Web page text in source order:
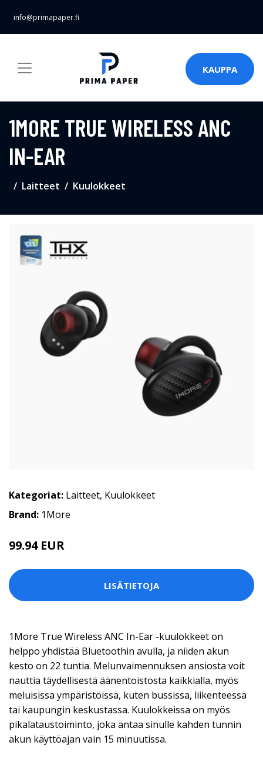
info@primapaper.fi
KAUPPA
1MORE TRUE WIRELESS ANC
IN-EAR
Laitteet Kuulokkeet
Kategoriat: Laitteet, Kuulokkeet
Brand: 1More
99.94 EUR
LISÄTIETOJA
1More True Wireless ANC In-Ear -kuulokkeet on
helppo yhdistää Bluetoothin avulla, ja niiden akun
kesto on 22 tuntia. Melunvaimennuksen ansiosta voit
nauttia täydellisestä äänentoistosta kaikkialla, myös
meluisissa ympäristöissä, kuten bussissa, liikenteessä
tai kaupungin keskustassa. Kuulokkeissa on myös
pikalataustoiminto, joka antaa sinulle kahden tunnin
akun käyttöajan vain 15 minuutissa.